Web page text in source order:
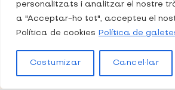
personalitzats i analitzar el nostre
a "Acceptar-ho tot", accepteu el
Política de cookies
Política de
Costumizar Cancel·lar